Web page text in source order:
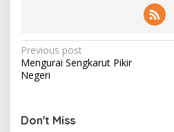
P
o
t
Previous post
Mengurai Sengkarut Pikir
Negeri
Don't Miss